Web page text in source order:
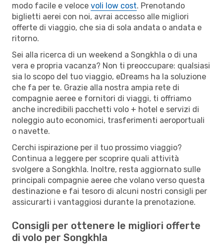
modo facile e veloce voli low cost. Prenotando
biglietti aerei con noi, avrai accesso alle migliori
offerte di viaggio, che sia di sola andata o andata e
ritorno.
Sei alla ricerca di un weekend a Songkhla o di una
vera e propria vacanza? Non ti preoccupare: qualsiasi
sia lo scopo del tuo viaggio, eDreams ha la soluzione
che fa per te. Grazie alla nostra ampia rete di
compagnie aeree e fornitori di viaggi, ti offriamo
anche incredibili pacchetti volo + hotel e servizi di
noleggio auto economici, trasferimenti aeroportuali
o navette.
Cerchi ispirazione per il tuo prossimo viaggio?
Continua a leggere per scoprire quali attività
svolgere a Songkhla. Inoltre, resta aggiornato sulle
principali compagnie aeree che volano verso questa
destinazione e fai tesoro di alcuni nostri consigli per
assicurarti i vantaggiosi durante la prenotazione.
Consigli per ottenere le migliori offerte
di volo per Songkhla